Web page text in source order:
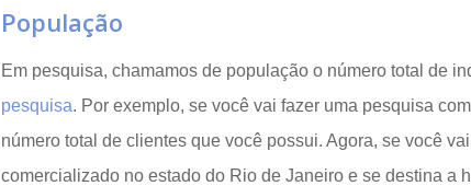
População
Em pesquisa, chamamos de população o número total de
pesquisa. Por exemplo, se você vai fazer uma pesquisa
número total de clientes que você possui. Agora, se você
comercializado no estado do Rio de Janeiro e se destina a